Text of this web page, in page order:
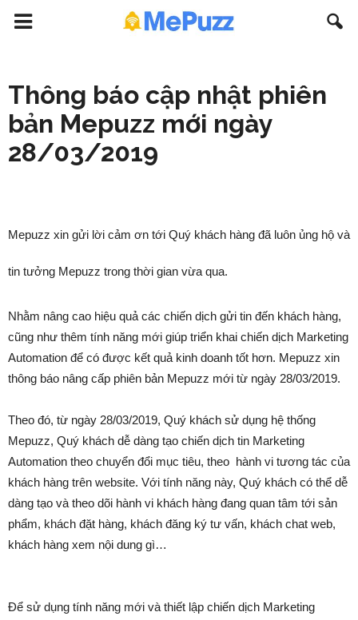
Thông báo cập nhật phiên
bản Mepuzz mới ngày
28/03/2019
Mepuzz xin gửi lời cảm ơn tới Quý khách hàng đã luôn ủng hộ và
tin tưởng Mepuzz trong thời gian vừa qua.
Nhằm nâng cao hiệu quả các chiến dịch gửi tin đến khách hàng,
cũng như thêm tính năng mới giúp triển khai chiến dịch Marketing
Automation để có được kết quả kinh doanh tốt hơn. Mepuzz xin
thông báo nâng cấp phiên bản Mepuzz mới từ ngày 28/03/2019.
Theo đó, từ ngày 28/03/2019, Quý khách sử dụng hệ thống
Mepuzz, Quý khách dễ dàng tạo chiến dịch tin Marketing
Automation theo chuyển đổi mục tiêu, theo hành vi tương tác của
khách hàng trên website. Với tính năng này, Quý khách có thể dễ
dàng tạo và theo dõi hành vi khách hàng đang quan tâm tới sản
phẩm, khách đặt hàng, khách đăng ký tư vấn, khách chat web,
khách hàng xem nội dung gì…
Để sử dụng tính năng mới và thiết lập chiến dịch Marketing